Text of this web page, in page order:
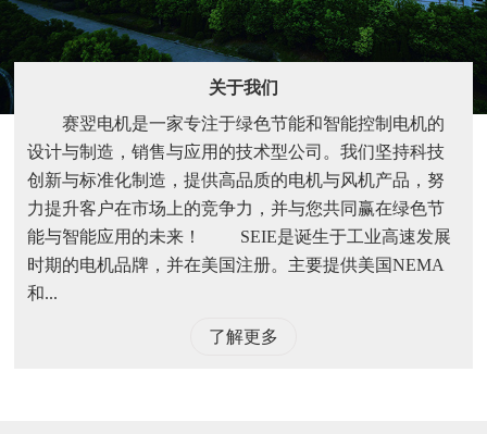
关于我们
赛翌电机是一家专注于绿色节能和智能控制电机的
设计与制造，销售与应用的技术型公司。我们坚持科技
创新与标准化制造，提供高品质的电机与风机产品，努
力提升客户在市场上的竞争力，并与您共同赢在绿色节
能与智能应用的未来！ SEIE是诞生于工业高速发展
时期的电机品牌，并在美国注册。主要提供美国NEMA
和...
了解更多